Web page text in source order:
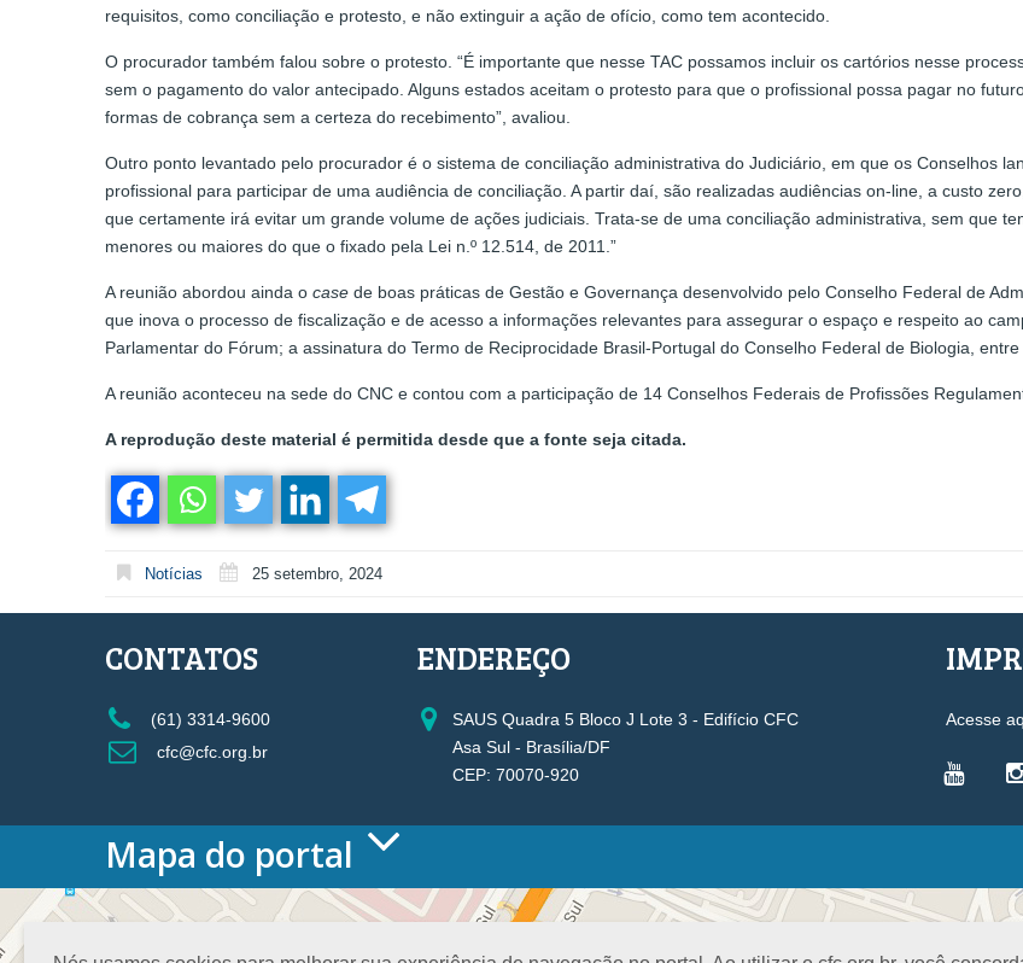
requisitos, como conciliação e protesto, e não extinguir a ação de ofício, como tem acontecido.
O procurador também falou sobre o protesto. “É importante que nesse TAC possamos incluir os cartórios nesse
sem o pagamento do valor antecipado. Alguns estados aceitam o protesto para que o profissional possa pagar no
formas de cobrança sem a certeza do recebimento”, avaliou.
Outro ponto levantado pelo procurador é o sistema de conciliação administrativa do Judiciário, em que os Conselhos
profissional para participar de uma audiência de conciliação. A partir daí, são realizadas audiências on-line, a custo
que certamente irá evitar um grande volume de ações judiciais. Trata-se de uma conciliação administrativa, sem que
menores ou maiores do que o fixado pela Lei n.º 12.514, de 2011.”
A reunião abordou ainda o case de boas práticas de Gestão e Governança desenvolvido pelo Conselho Federal de
que inova o processo de fiscalização e de acesso a informações relevantes para assegurar o espaço e respeito ao
Parlamentar do Fórum; a assinatura do Termo de Reciprocidade Brasil-Portugal do Conselho Federal de Biologia, entre
A reunião aconteceu na sede do CNC e contou com a participação de 14 Conselhos Federais de Profissões
A reprodução deste material é permitida desde que a fonte seja citada.
Notícias 25 setembro, 2024
CONTATOS
(61) 3314-9600
cfc@cfc.org.br
ENDEREÇO
SAUS Quadra 5 Bloco J Lote 3 - Edifício CFC
Asa Sul - Brasília/DF
CEP: 70070-920
Acesse
Mapa do portal
HOME
O CONSELHO
Conselho Diretor
VICE-PRESIDÊNCIAS
Administrativa
Controle Interno